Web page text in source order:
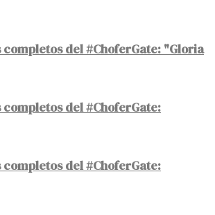
completos del #ChoferGate: "Gloria
del #ChoferGate:
del #ChoferGate: